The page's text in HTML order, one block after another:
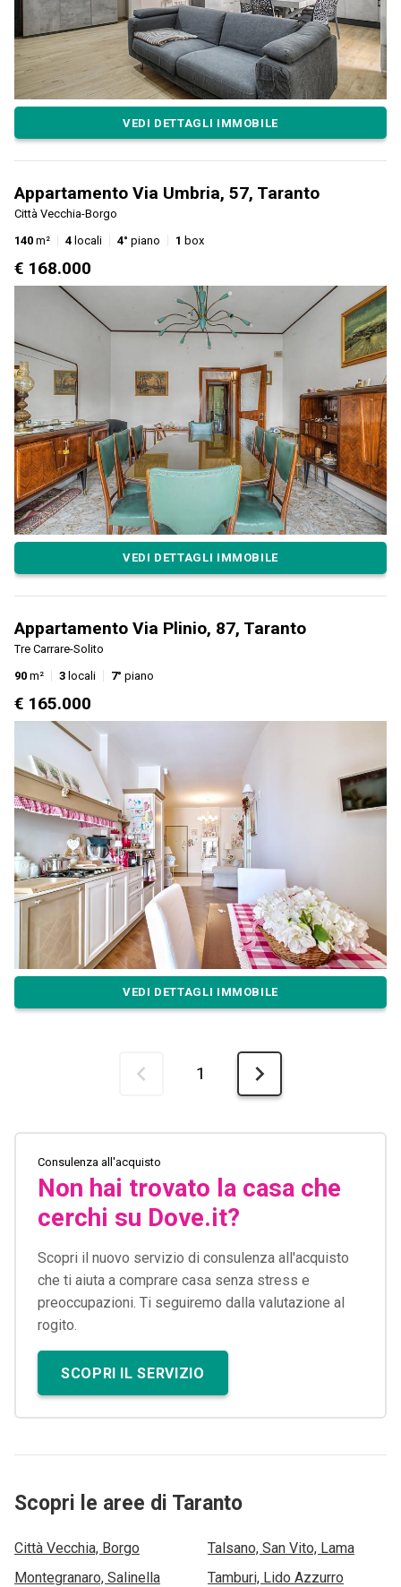
VEDI DETTAGLI IMMOBILE
Appartamento Via Umbria, 57, Taranto
Città Vecchia-Borgo
140 m² 4 locali 4° piano 1 box
€ 168.000
VEDI DETTAGLI IMMOBILE
Appartamento Via Plinio, 87, Taranto
Tre Carrare-Solito
90 m² 3 locali 7° piano
€ 165.000
VEDI DETTAGLI IMMOBILE
1
Consulenza all'acquisto
Non hai trovato la casa che
cerchi su Dove.it?
Scopri il nuovo servizio di consulenza all'acquisto
che ti aiuta a comprare casa senza stress e
preoccupazioni. Ti seguiremo dalla valutazione al
rogito.
SCOPRI IL SERVIZIO
Scopri le aree di Taranto
Città Vecchia, Borgo
Montegranaro, Salinella
Talsano, San Vito, Lama
Tamburi, Lido Azzurro